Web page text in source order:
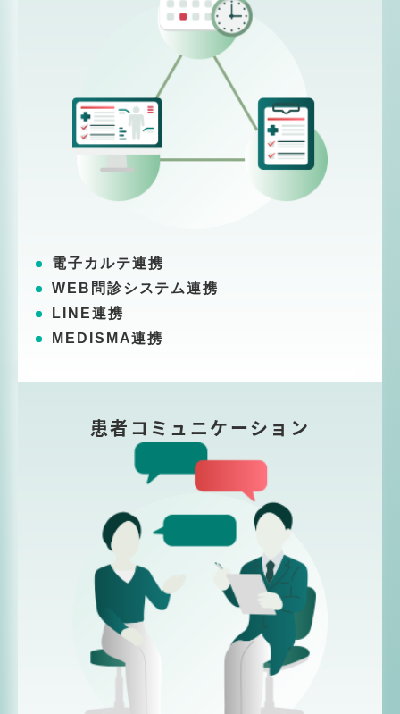
電子カルテ連携
WEB問診システム連携
LINE連携
MEDISMA連携
患者コミュニケーション